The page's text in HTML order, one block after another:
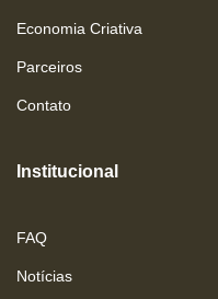
Economia Criativa
Parceiros
Contato
Institucional
FAQ
Notícias